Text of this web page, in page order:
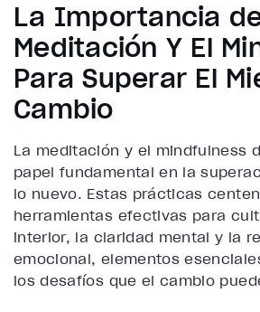
La Importancia
Meditación Y El
Para Superar El
Cambio
La meditación y el mindfulness
papel fundamental en la
lo nuevo. Estas prácticas
herramientas efectivas para
interior, la claridad mental y la
emocional, elementos
los desafíos que el cambio